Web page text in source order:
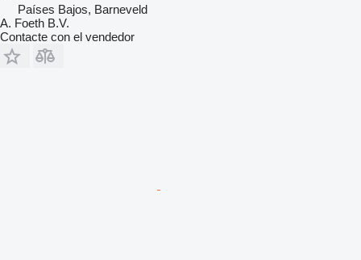
Países Bajos, Barneveld
A. Foeth B.V.
Contacte con el vendedor